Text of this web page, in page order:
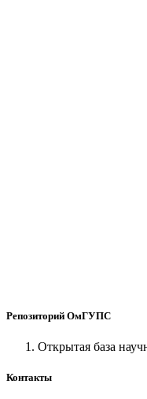
Репозиторий ОмГУПС
Открытая база
Контакты